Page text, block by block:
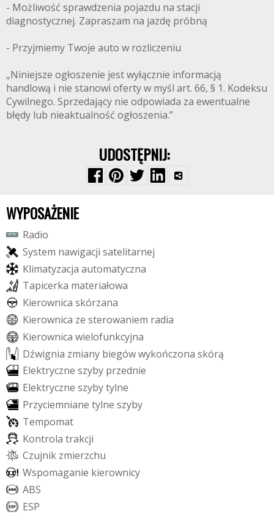
- Możliwość sprawdzenia pojazdu na stacji
diagnostycznej. Zapraszam na jazdę próbną
- Przyjmiemy Twoje auto w rozliczeniu
„Niniejsze ogłoszenie jest wyłącznie informacją
handlową i nie stanowi oferty w myśl art. 66, § 1. Kodeksu
Cywilnego. Sprzedający nie odpowiada za ewentualne
błędy lub nieaktualność ogłoszenia.”
UDOSTĘPNIJ:
WYPOSAŻENIE
Radio
System nawigacji satelitarnej
Klimatyzacja automatyczna
Tapicerka materiałowa
Kierownica skórzana
Kierownica ze sterowaniem radia
Kierownica wielofunkcyjna
Dźwignia zmiany biegówwykończona skórą
Elektryczne szyby przednie
Elektryczne szybytylne
Przyciemniane tylne szyby
Tempomat
Kontrola trakcji
Czujnik zmierzchu
Wspomaganie kierownicy
ABS
ESP